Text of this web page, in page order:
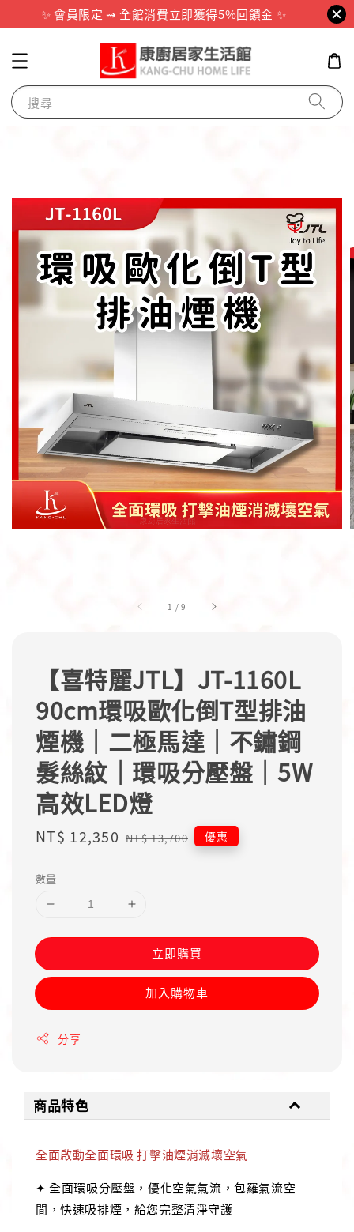
✨ 會員限定 ⇝ 全館消費立即獲得5%回饋金 ✨
搜尋
1 /9
【喜特麗JTL】JT-1160L
90cm環吸歐化倒T型排油
煙機｜二極馬達｜不鏽鋼
髮絲紋｜環吸分壓盤｜5W
高效LED燈
Sale
NT$ 12,350 Regular
NT$ 13,700 優惠
數量
立即購買
加入購物車
分享
商品特色
全面啟動全面環吸 打擊油煙消滅壞空氣
✦ 全面環吸分壓盤，優化空氣氣流，包羅氣流空
間，快速吸排煙，給您完整清淨守護